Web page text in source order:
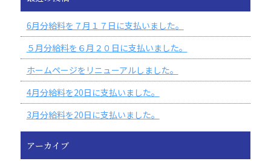
6月分給料を７月１７日に支払いました。
５月分給料を６月２０日に支払いました。
ホームページをリニューアルしました。
4月分給料を20日に支払いました。
3月分給料を20日に支払いました。
アーカイブ